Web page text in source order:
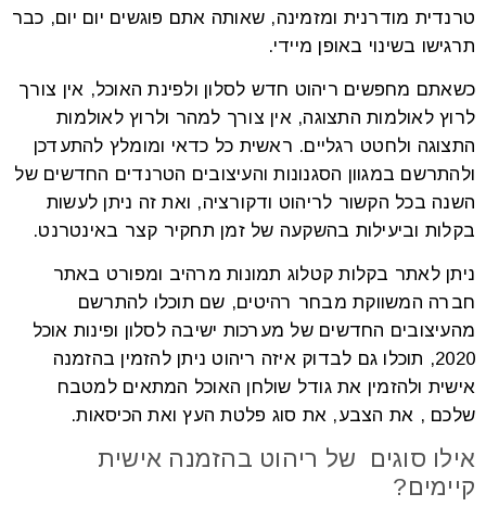
טרנדית מודרנית ומזמינה, שאותה אתם פוגשים יום יום, כבר
תרגישו בשינוי באופן מיידי.
כשאתם מחפשים ריהוט חדש לסלון ולפינת האוכל, אין צורך
לרוץ לאולמות התצוגה, אין צורך למהר ולרוץ לאולמות
התצוגה ולחטט רגליים. ראשית כל כדאי ומומלץ להתעדכן
ולהתרשם במגוון הסגנונות והעיצובים הטרנדים החדשים של
השנה בכל הקשור לריהוט ודקורציה, ואת זה ניתן לעשות
בקלות וביעילות בהשקעה של זמן תחקיר קצר באינטרנט.
ניתן לאתר בקלות קטלוג תמונות מרהיב ומפורט באתר
חברה המשווקת מבחר רהיטים, שם תוכלו להתרשם
מהעיצובים החדשים של מערכות ישיבה לסלון ופינות אוכל
2020, תוכלו גם לבדוק איזה ריהוט ניתן להזמין בהזמנה
אישית ולהזמין את גודל שולחן האוכל המתאים למטבח
שלכם , את הצבע, את סוג פלטת העץ ואת הכיסאות.
אילו סוגים של ריהוט בהזמנה אישית
קיימים?